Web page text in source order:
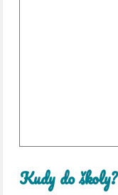
Kudy do školy?